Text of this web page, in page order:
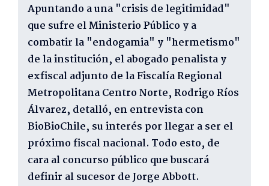
Apuntando a una "crisis de legitimidad"
que sufre el Ministerio Público y a
combatir la "endogamia" y "hermetismo"
de la institución, el abogado penalista y
exfiscal adjunto de la Fiscalía Regional
Metropolitana Centro Norte, Rodrigo Ríos
Álvarez, detalló, en entrevista con
BioBioChile, su interés por llegar a ser el
próximo fiscal nacional. Todo esto, de
cara al concurso público que buscará
definir al sucesor de Jorge Abbott.